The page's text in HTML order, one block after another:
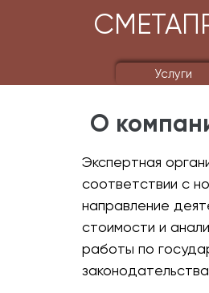
Услуги
О
Экспертная
соответствии с
направление
стоимости и
работы по